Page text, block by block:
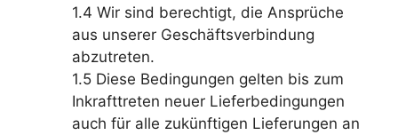
1.4 Wir sind berechtigt, die Ansprüche
aus unserer Geschäftsverbindung
abzutreten.
1.5 Diese Bedingungen gelten bis zum
Inkrafttreten neuer Lieferbedingungen
auch für alle zukünftigen Lieferungen an